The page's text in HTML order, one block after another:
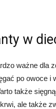
w
ważne dla
po owoce
także
ale także